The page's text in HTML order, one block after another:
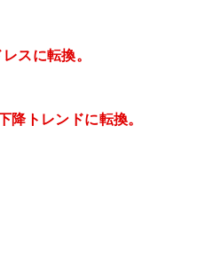
レスに転換。
降トレンドに転換。